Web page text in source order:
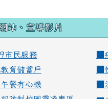
站、宣導影片
市民服務
育儲蓄戶
餐有心機